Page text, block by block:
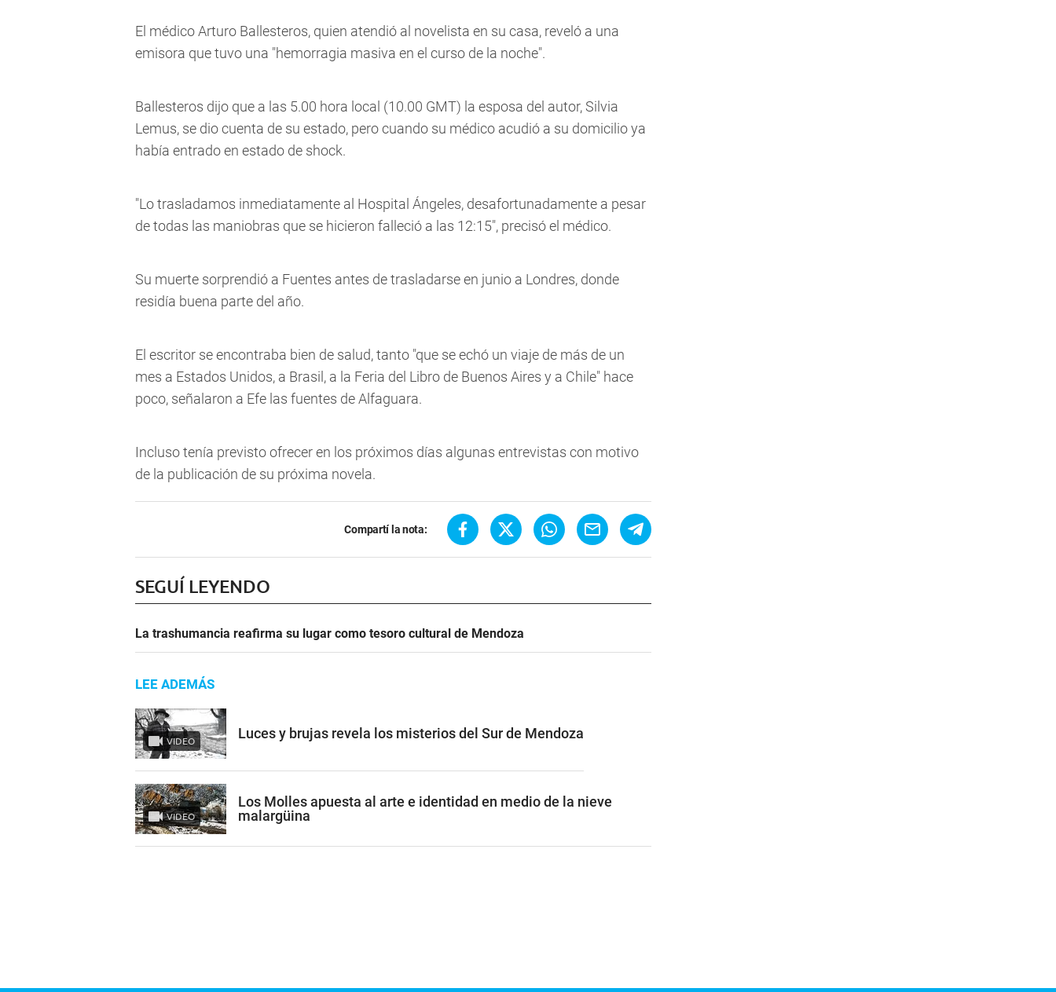
El médico Arturo Ballesteros, quien atendió al novelista en su casa, reveló a una
emisora que tuvo una "hemorragia masiva en el curso de la noche".
Ballesteros dijo que a las 5.00 hora local (10.00 GMT) la esposa del autor, Silvia
Lemus, se dio cuenta de su estado, pero cuando su médico acudió a su domicilio ya
había entrado en estado de shock.
"Lo trasladamos inmediatamente al Hospital Ángeles, desafortunadamente a pesar
de todas las maniobras que se hicieron falleció a las 12:15", precisó el médico.
Su muerte sorprendió a Fuentes antes de trasladarse en junio a Londres, donde
residía buena parte del año.
El escritor se encontraba bien de salud, tanto "que se echó un viaje de más de un
mes a Estados Unidos, a Brasil, a la Feria del Libro de Buenos Aires y a Chile" hace
poco, señalaron a Efe las fuentes de Alfaguara.
Incluso tenía previsto ofrecer en los próximos días algunas entrevistas con motivo
de la publicación de su próxima novela.
Compartí la nota:
SEGUÍ LEYENDO
La trashumancia reafirma su lugar como tesoro cultural de Mendoza
LEE ADEMÁS
VIDEO Luces y brujas revela los misterios del Sur de Mendoza
VIDEO
Los Molles apuesta al arte e identidad en medio de la nieve
malargüina